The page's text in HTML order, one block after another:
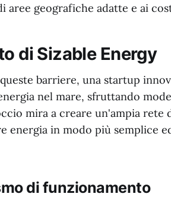
aree geografiche adatte e ai
di Sizable Energy
barriere, una startup
nel mare, sfruttando
mira a creare un'ampia
energia in modo più semplice
di funzionamento